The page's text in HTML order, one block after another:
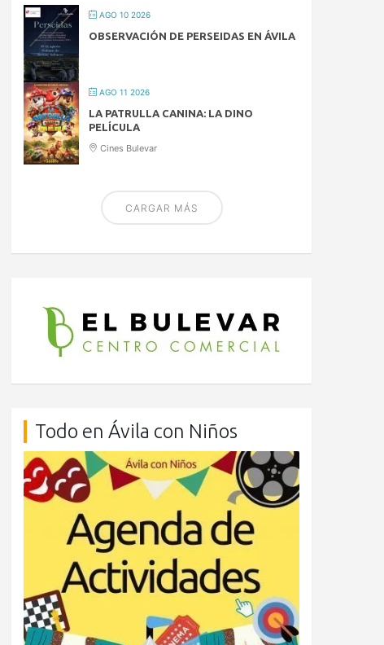
AGO 10 2026
OBSERVACIÓN DE PERSEIDAS EN ÁVILA
AGO 11 2026
LA PATRULLA CANINA: LA DINO
PELÍCULA
Cines Bulevar
CARGAR MÁS
Todo en Ávila con Niños